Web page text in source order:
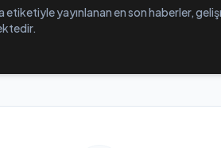
yayınlanan en son haberler,